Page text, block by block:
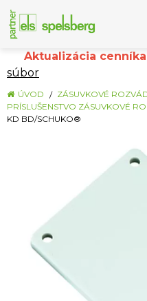
Aktualizácia
súbor
ÚVOD ZÁSUVKOVÉ
PRÍSLUŠENSTVO ZÁSUVKOVÉ
KD BD/SCHUKO®